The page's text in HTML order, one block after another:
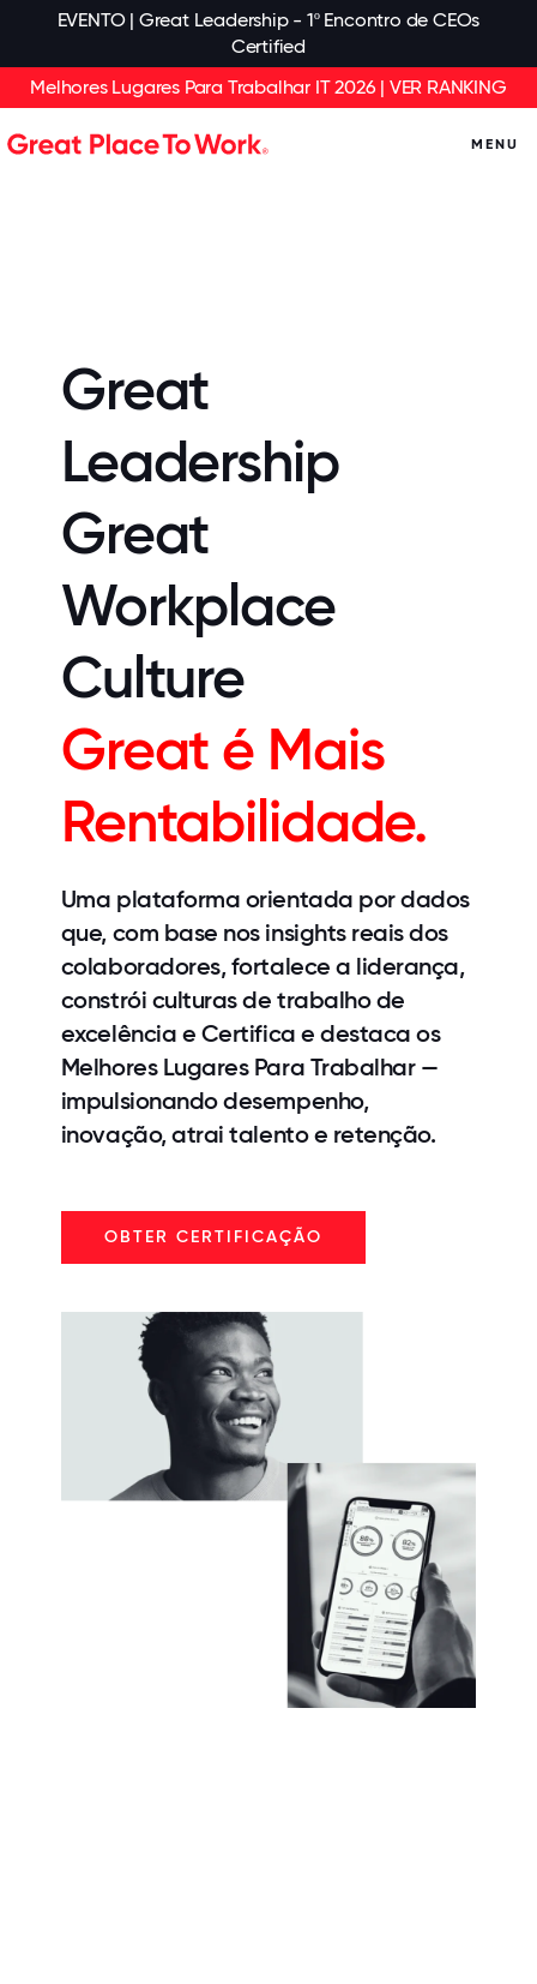
EVENTO | Great Leadership - 1º Encontro de CEOs
Certified
Melhores Lugares Para Trabalhar IT 2026 | VER RANKING
MENU
Great
Leadership
Great
Workplace
Culture
Great é Mais
Rentabilidade.
Uma plataforma orientada por dados
que, com base nos insights reais dos
colaboradores, fortalece a liderança,
constrói culturas de trabalho de
excelência e Certifica e destaca os
Melhores Lugares Para Trabalhar —
impulsionando desempenho,
inovação, atrai talento e retenção.
OBTER CERTIFICAÇÃO